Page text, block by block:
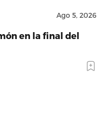
Ago 5, 2026
en la final del